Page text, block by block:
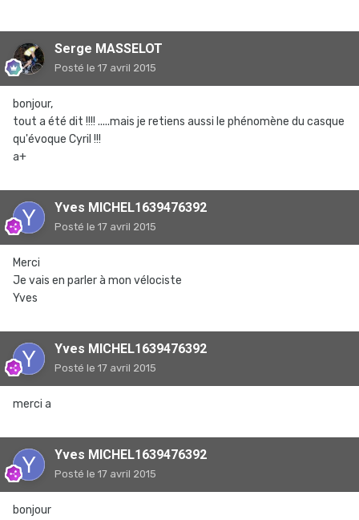
Serge MASSELOT
Posté le 17 avril 2015
bonjour,
tout a été dit !!!! .....mais je retiens aussi le phénomène du casque
qu'évoque Cyril !!!
a+
Yves MICHEL1639476392
Posté le 17 avril 2015
Merci
Je vais en parler à mon vélociste
Yves
Yves MICHEL1639476392
Posté le 17 avril 2015
merci a
Yves MICHEL1639476392
Posté le 17 avril 2015
bonjour